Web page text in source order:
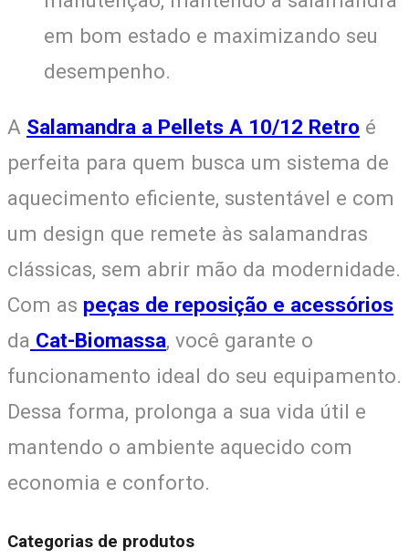
em bom estado e maximizando seu
desempenho.
A Salamandra a Pellets A 10/12 Retro é
perfeita para quem busca um sistema de
aquecimento eficiente, sustentável e com
um design que remete às salamandras
clássicas, sem abrir mão da modernidade.
Com as peças de reposição e acessórios
da Cat-Biomassa, você garante o
funcionamento ideal do seu equipamento.
Dessa forma, prolonga a sua vida útil e
mantendo o ambiente aquecido com
economia e conforto.
Categorias de produtos